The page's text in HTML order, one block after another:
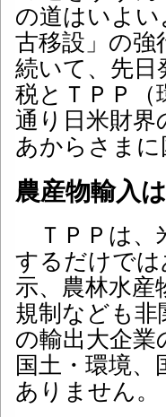
の道はいよ
古移設」の強
続いて、先日
税とＴＰＰ（
通り日米財界
あからさま
農産物輸入
ＴＰＰは、
するだけで
示、農林水産
規制なども非
の輸出大企業
国土・環境
ありません。